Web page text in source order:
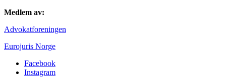
Medlem av:
Advokatforeningen
Eurojuris Norge
Facebook
Instagram